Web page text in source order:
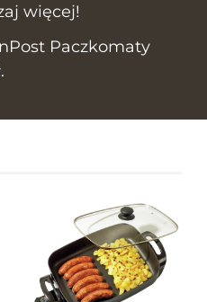
więcej!
Paczkomaty